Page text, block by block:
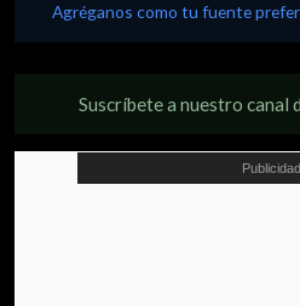
Agréganos como tu fuente
Suscríbete a nuestro canal